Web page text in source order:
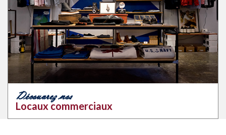
Découvrez nos
Locaux commerciaux